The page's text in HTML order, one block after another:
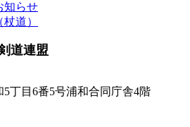
知らせ
道）
道連盟
丁目6番5号浦和合同庁舎4階